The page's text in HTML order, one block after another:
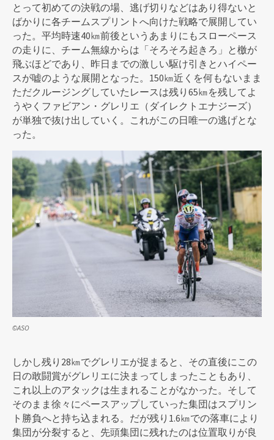
とって初めての決戦の場、逃げ切りなどはあり得ないと
ばかりに各チームスプリントへ向けた戦略で展開してい
った。平均時速40㎞前後というあまりにもスローペース
の走りに、チーム無線からは「そろそろ起きろ」と檄が
飛ぶほどであり、昨日までの激しい駆け引きとハイペー
スが嘘のような展開となった。150㎞近くを何もないまま
ただクルージングしていたレースは残り65㎞を残してよ
うやくファビアン・グレリエ（ダイレクトエナジーズ）
が単独で抜け出していく。これがこの日唯一の逃げとな
った。
©ASO
しかし残り28㎞でグレリエが捉まると、その直後にこの
日の敢闘賞がグレリエに決まってしまったこともあり、
これ以上のアタックは生まれることがなかった。そして
そのまま徐々にペースアップしていった集団はスプリン
ト勝負へと持ち込まれる。だが残り1.6㎞での落車により
集団が分裂すると、先頭集団に残れたのは位置取りが良